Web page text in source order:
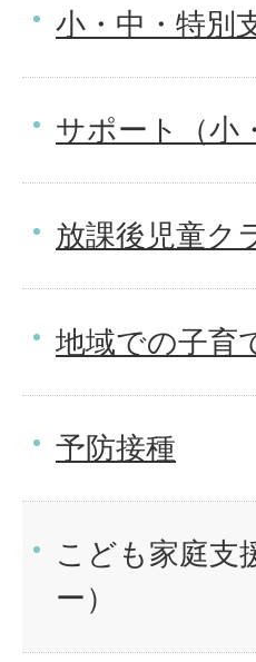
小・中・特別
サポート（小
放課後児童ク
地域での子育
予防接種
こども家庭支
ー）